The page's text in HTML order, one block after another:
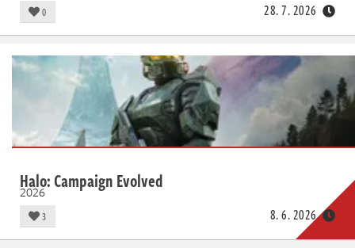
0 28. 7. 2026
Halo: Campaign Evolved
2026
3 8. 6. 2026